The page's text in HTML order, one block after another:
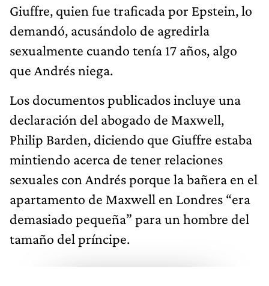
Giuffre, quien fue traficada por Epstein, lo
demandó, acusándolo de agredirla
sexualmente cuando tenía 17 años, algo
que Andrés niega.
Los documentos publicados incluye una
declaración del abogado de Maxwell,
Philip Barden, diciendo que Giuffre estaba
mintiendo acerca de tener relaciones
sexuales con Andrés porque la bañera en el
apartamento de Maxwell en Londres “era
demasiado pequeña” para un hombre del
tamaño del príncipe.